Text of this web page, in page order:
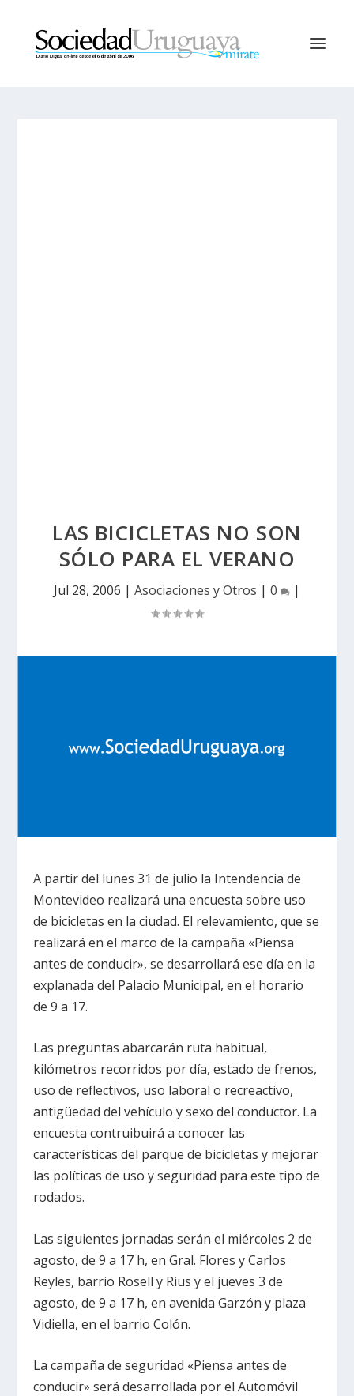
LAS BICICLETAS NO SON
SÓLO PARA EL VERANO
Jul 28, 2006 | Asociaciones y Otros | 0 |
A partir del lunes 31 de julio la Intendencia de
Montevideo realizará una encuesta sobre uso
de bicicletas en la ciudad. El relevamiento, que se
realizará en el marco de la campaña «Piensa
antes de conducir», se desarrollará ese día en la
explanada del Palacio Municipal, en el horario
de 9 a 17.
Las preguntas abarcarán ruta habitual,
kilómetros recorridos por día, estado de frenos,
uso de reflectivos, uso laboral o recreactivo,
antigüedad del vehículo y sexo del conductor. La
encuesta contruibuirá a conocer las
características del parque de bicicletas y mejorar
las políticas de uso y seguridad para este tipo de
rodados.
Las siguientes jornadas serán el miércoles 2 de
agosto, de 9 a 17 h, en Gral. Flores y Carlos
Reyles, barrio Rosell y Rius y el jueves 3 de
agosto, de 9 a 17 h, en avenida Garzón y plaza
Vidiella, en el barrio Colón.
La campaña de seguridad «Piensa antes de
conducir» será desarrollada por el Automóvil